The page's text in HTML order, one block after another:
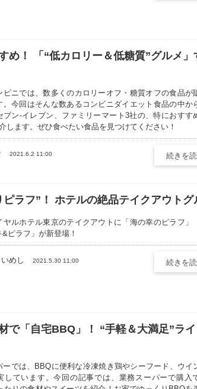
め！ 「“低カロリー＆低糖質”グルメ」
ビニでは、数多くのカロリーオフ・糖質オフの食品が
。今回はそんな数あるコンビニダイエット食品の中か
ブン‐イレブン、ファミリーマート3社の、特におすす
します。ぜひ食べたい食品を見つけてください！
2021.6.2 11:00 続きを
ラフ”！ ホテルの絶品テイクアウトグ
ヤルホテル東京のテイクアウトに「海の幸のピラフ」
ピラフ」が新登場！
めし 2021.5.30 11:00 続きを
で「自宅BBQ」！ “手軽＆大満足”ライ
ーでは、BBQに便利な冷凍焼き鶏やシーフード、ウイ
しています。今回の記事では、業務スーパーで購入